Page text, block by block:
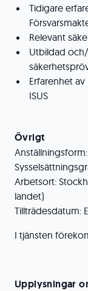
Tidigare
Relevant
Utbildad
Erfarenhet
ISUS
Övrigt
Arbetsort:
landet)
Tillträdesdatum:
I tjänsten
Upplysningar